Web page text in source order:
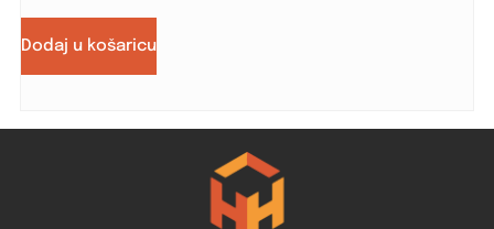
Dodaj u košaricu